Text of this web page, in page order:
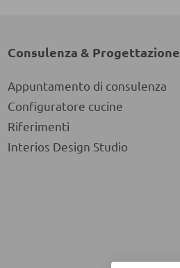
Consulenza & Progettazione
Appuntamento di consulenza
Configuratore cucine
Riferimenti
Interios Design Studio